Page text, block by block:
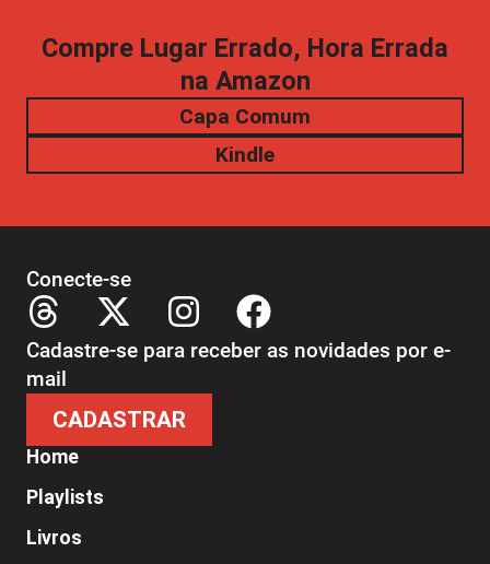
Compre Lugar Errado, Hora Errada
na Amazon
Capa Comum
Kindle
Home
Playlists
Livros
Conecte-se
Cadastre-se para receber as novidades por e-
mail
CADASTRAR